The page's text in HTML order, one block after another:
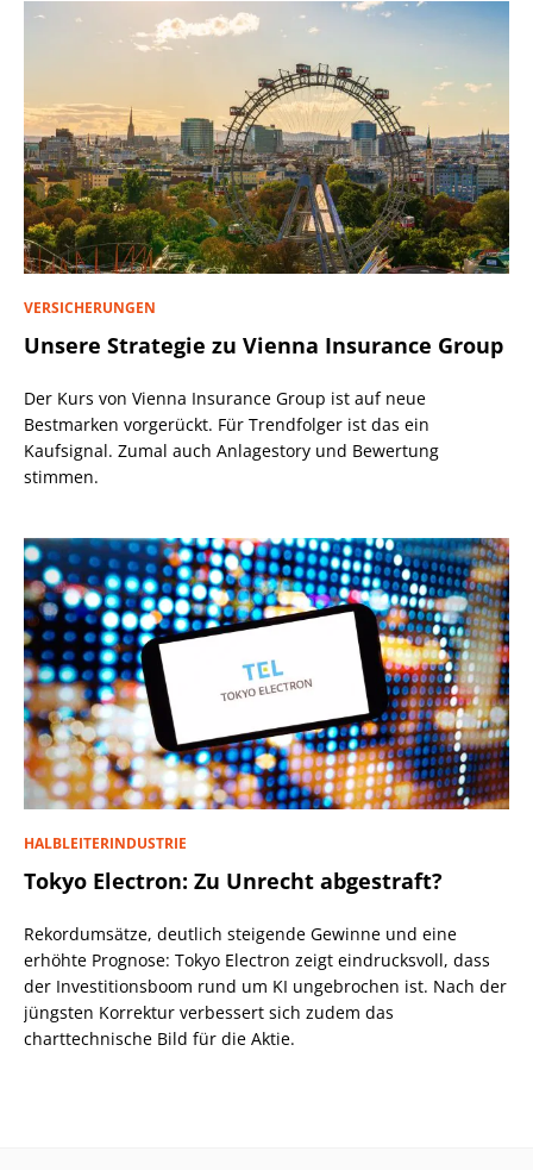
VERSICHERUNGEN
Unsere Strategie zu Vienna Insurance Group
Der Kurs von Vienna Insurance Group ist auf neue
Bestmarken vorgerückt. Für Trendfolger ist das ein
Kaufsignal. Zumal auch Anlagestory und Bewertung
stimmen.
HALBLEITERINDUSTRIE
Tokyo Electron: Zu Unrecht abgestraft?
Rekordumsätze, deutlich steigende Gewinne und eine
erhöhte Prognose: Tokyo Electron zeigt eindrucksvoll, dass
der Investitionsboom rund um KI ungebrochen ist. Nach der
jüngsten Korrektur verbessert sich zudem das
charttechnische Bild für die Aktie.